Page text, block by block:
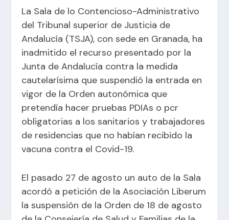
La Sala de lo Contencioso-Administrativo
del Tribunal superior de Justicia de
Andalucía (TSJA), con sede en Granada, ha
inadmitido el recurso presentado por la
Junta de Andalucía contra la medida
cautelarísima que suspendió la entrada en
vigor de la Orden autonómica que
pretendía hacer pruebas PDIAs o pcr
obligatorias a los sanitarios y trabajadores
de residencias que no habían recibido la
vacuna contra el Covid-19.
El pasado 27 de agosto un auto de la Sala
acordó a petición de la Asociación Liberum
la suspensión de la Orden de 18 de agosto